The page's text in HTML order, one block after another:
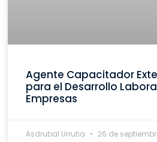
Agente Capacitador
para el Desarrollo
Empresas
Asdrubal Urrutia 26 de